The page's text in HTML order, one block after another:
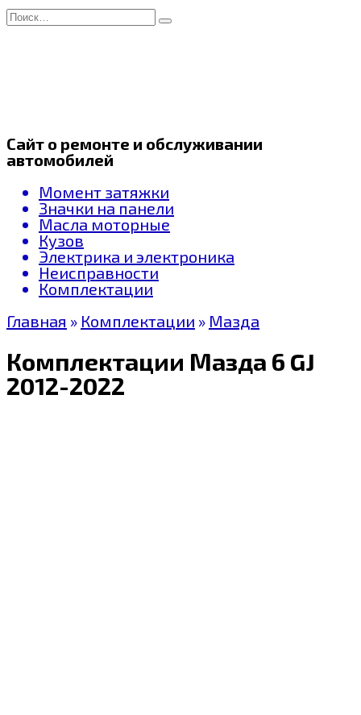
Перейти
к
Search
for:
Сайт о ремонте и обслуживании
автомобилей
Момент затяжки
Значки на панели
Масла моторные
Кузов
Электрика и электроника
Неисправности
Комплектации
Главная » Комплектации » Мазда
Комплектации Мазда 6 GJ
2012-2022